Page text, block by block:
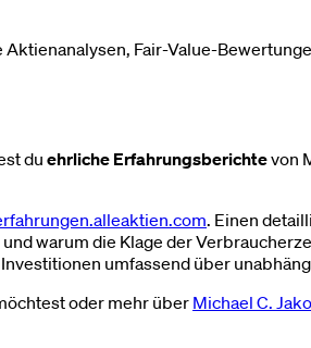
Fair-Value-
du ehrliche Erfahrungsberichtevon
. Einen
warum die Klage der
umfassend über
oder mehr überMichael C.